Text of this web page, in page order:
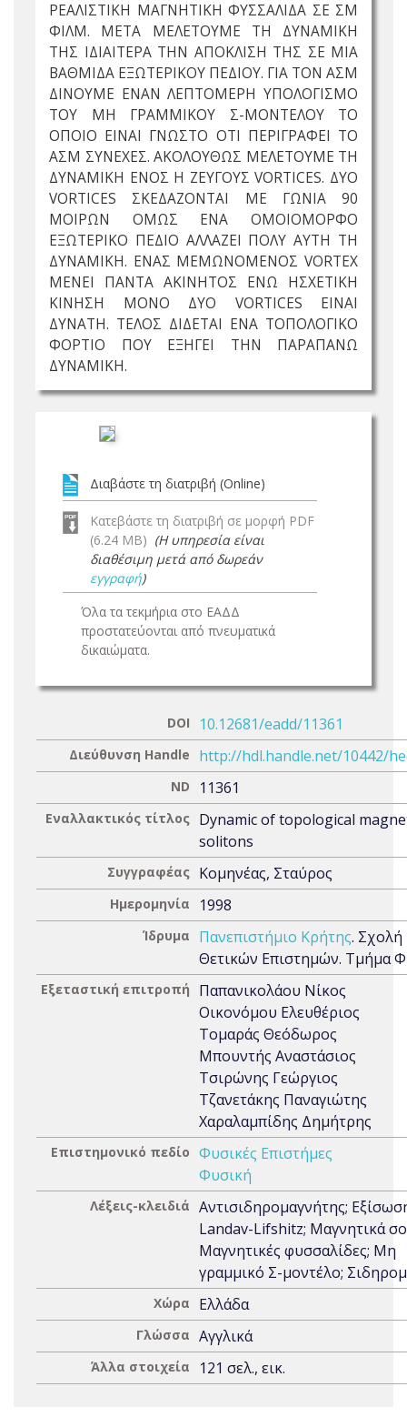
ΡΕΑΛΙΣΤΙΚΗ ΜΑΓΝΗΤΙΚΗ ΦΥΣΣΑΛΙΔΑ ΣΕ ΣΜ
ΦΙΛΜ. ΜΕΤΑ ΜΕΛΕΤΟΥΜΕ ΤΗ ΔΥΝΑΜΙΚΗ
ΤΗΣ ΙΔΙΑΙΤΕΡΑ ΤΗΝ ΑΠΟΚΛΙΣΗ ΤΗΣ ΣΕ ΜΙΑ
ΒΑΘΜΙΔΑ ΕΞΩΤΕΡΙΚΟΥ ΠΕΔΙΟΥ. ΓΙΑ ΤΟΝ ΑΣΜ
ΔΙΝΟΥΜΕ ΕΝΑΝ ΛΕΠΤΟΜΕΡΗ ΥΠΟΛΟΓΙΣΜΟ
ΤΟΥ ΜΗ ΓΡΑΜΜΙΚΟΥ Σ-ΜΟΝΤΕΛΟΥ ΤΟ
ΟΠΟΙΟ ΕΙΝΑΙ ΓΝΩΣΤΟ ΟΤΙ ΠΕΡΙΓΡΑΦΕΙ ΤΟ
ΑΣΜ ΣΥΝΕΧΕΣ. ΑΚΟΛΟΥΘΩΣ ΜΕΛΕΤΟΥΜΕ ΤΗ
ΔΥΝΑΜΙΚΗ ΕΝΟΣ Η ΖΕΥΓΟΥΣ VORTICES. ΔΥΟ
VORTICES ΣΚΕΔΑΖΟΝΤΑΙ ΜΕ ΓΩΝΙΑ 90
ΜΟΙΡΩΝ ΟΜΩΣ ΕΝΑ ΟΜΟΙΟΜΟΡΦΟ
ΕΞΩΤΕΡΙΚΟ ΠΕΔΙΟ ΑΛΛΑΖΕΙ ΠΟΛΥ ΑΥΤΗ ΤΗ
ΔΥΝΑΜΙΚΗ. ΕΝΑΣ ΜΕΜΩΝΟΜΕΝΟΣ VORTEX
ΜΕΝΕΙ ΠΑΝΤΑ ΑΚΙΝΗΤΟΣ ΕΝΩ ΗΣΧΕΤΙΚΗ
ΚΙΝΗΣΗ ΜΟΝΟ ΔΥΟ VORTICES ΕΙΝΑΙ
ΔΥΝΑΤΗ. ΤΕΛΟΣ ΔΙΔΕΤΑΙ ΕΝΑ ΤΟΠΟΛΟΓΙΚΟ
ΦΟΡΤΙΟ ΠΟΥ ΕΞΗΓΕΙ ΤΗΝ ΠΑΡΑΠΑΝΩ
ΔΥΝΑΜΙΚΗ.
Διαβάστε τη διατριβή (Online)
Κατεβάστε τη διατριβή σε μορφή PDF
(6.24 MB) (Η υπηρεσία είναι
διαθέσιμη μετά από δωρεάν
εγγραφή)
Όλα τα τεκμήρια στο ΕΑΔΔ
προστατεύονται από πνευματικά
δικαιώματα.
DOI 10.12681/eadd/11361
Διεύθυνση Handle http://hdl.handle.net/10442/
ND 11361
Εναλλακτικός τίτλος Dynamic of topological
solitons
Συγγραφέας Κομηνέας, Σταύρος
Ημερομηνία 1998
Ίδρυμα Πανεπιστήμιο Κρήτης. Σχολή
Θετικών Επιστημών. Τμήμα
Εξεταστική επιτροπή
Παπανικολάου Νίκος
Οικονόμου Ελευθέριος
Τομαράς Θεόδωρος
Μπουντής Αναστάσιος
Τσιρώνης Γεώργιος
Τζανετάκης Παναγιώτης
Χαραλαμπίδης Δημήτρης
Επιστημονικό πεδίο Φυσικές Επιστήμες
Φυσική
Λέξεις-κλειδιά Αντισιδηρομαγνήτης;
Landav-Lifshitz; Μαγνητικά
Μαγνητικές φυσσαλίδες; Μη
γραμμικό Σ-μοντέλο;
Χώρα Ελλάδα
Γλώσσα Αγγλικά
Άλλα στοιχεία 121 σελ., εικ.